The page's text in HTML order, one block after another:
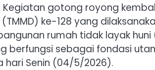
gotong royong
ke-128 yang
rumah tidak layak huni
berfungsi sebagai fondasi
hari Senin (04/5/2026).